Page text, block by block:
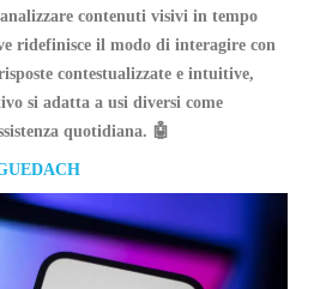
contenuti visivi in tempo
ridefinisce il modo di interagire con
contestualizzate e intuitive,
si adatta a usi diversi come
quotidiana. 🤖